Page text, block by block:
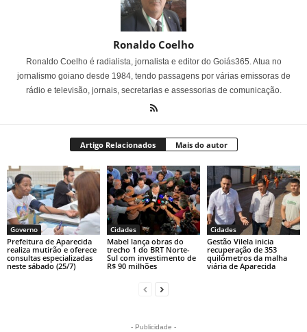
Ronaldo Coelho
Ronaldo Coelho é radialista, jornalista e editor do Goiás365. Atua no
jornalismo goiano desde 1984, tendo passagens por várias emissoras de
rádio e televisão, jornais, secretarias e assessorias de comunicação.
Artigo Relacionados Mais do autor
Governo
Prefeitura de Aparecida
realiza mutirão e oferece
consultas especializadas
neste sábado (25/7)
Cidades
Mabel lança obras do
trecho 1 do BRT Norte-
Sul com investimento de
R$ 90 milhões
Cidades
Gestão Vilela inicia
recuperação de 353
quilômetros da malha
viária de Aparecida
- Publicidade -